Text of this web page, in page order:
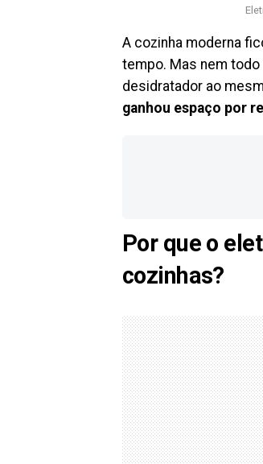
A cozinha moderna
tempo. Mas nem
desidratador ao
ganhou espaço por
Por que o
cozinhas?